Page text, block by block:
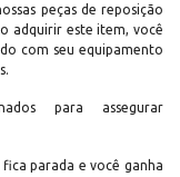
peças de reposição
adquirir este item, você
com seu equipamento
para assegurar
fica parada e você ganha